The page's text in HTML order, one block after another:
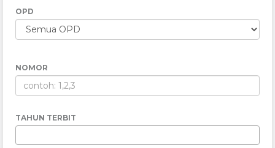
OPD
NOMOR
TAHUN TERBIT